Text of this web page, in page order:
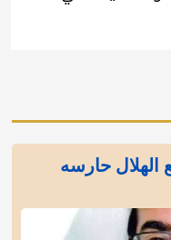
الهلال حارسه